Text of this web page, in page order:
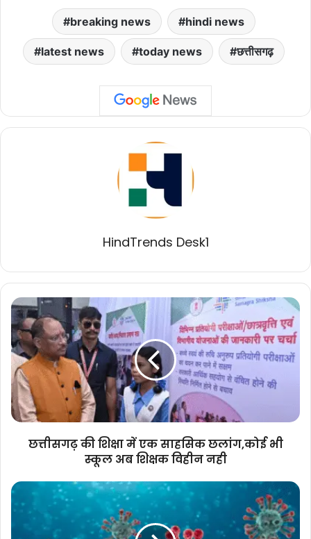
breaking news hindi news
latest news today news छत्तीसगढ़
HindTrends Desk1
छत्तीसगढ़
की
शिक्षा
में
एक
साहसिक
छलांग,कोई
भी
स्कूल
शिक्षक
नही
छत्तीसगढ़ की शिक्षा में एक साहसिक छलांग,कोई भी
स्कूल अब शिक्षक विहीन नही
MP
में